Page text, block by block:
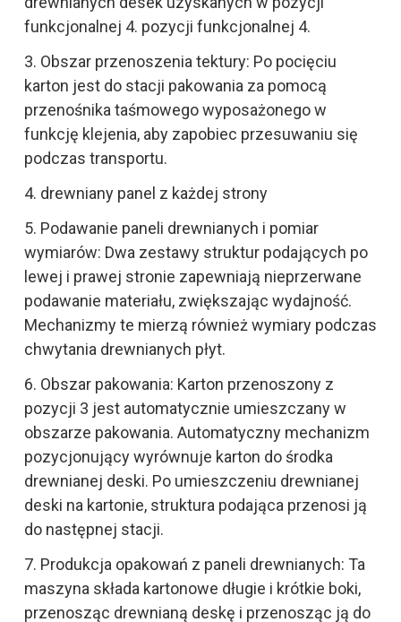
funkcjonalnej 4. pozycji funkcjonalnej 4.
3. Obszar przenoszenia tektury: Po pocięciu
karton jest do stacji pakowania za pomocą
przenośnika taśmowego wyposażonego w
funkcję klejenia, aby zapobiec przesuwaniu się
podczas transportu.
4. drewniany panel z każdej strony
5. Podawanie paneli drewnianych i pomiar
wymiarów: Dwa zestawy struktur podających po
lewej i prawej stronie zapewniają nieprzerwane
podawanie materiału, zwiększając wydajność.
Mechanizmy te mierzą również wymiary podczas
chwytania drewnianych płyt.
6. Obszar pakowania: Karton przenoszony z
pozycji 3 jest automatycznie umieszczany w
obszarze pakowania. Automatyczny mechanizm
pozycjonujący wyrównuje karton do środka
drewnianej deski. Po umieszczeniu drewnianej
deski na kartonie, struktura podająca przenosi ją
do następnej stacji.
7. Produkcja opakowań z paneli drewnianych: Ta
maszyna składa kartonowe długie i krótkie boki,
przenosząc drewnianą deskę i przenosząc ją do